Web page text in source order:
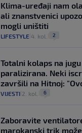
Klima-uređaji nam
ali znanstvenici
mogli uništiti
LIFESTYLE 4. kol. 2
Totalni kolaps na
paralizirana. Neki
završili na Hitnoj:
VIJESTI 2. kol. 6
Zaboravite
marokanski trik